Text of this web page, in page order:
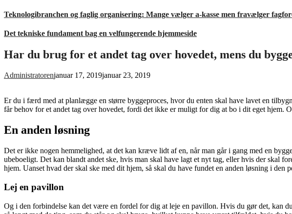
Teknologibranchen og faglig organisering: Mange vælger a-kasse men fravælger
Det tekniske fundament bag en velfungerende hjemmeside
Har du brug for et andet tag over hovedet, mens du
Administratorenjanuar 17, 2019januar 23, 2019
Er du i færd med at planlægge en større byggeproces, hvor du enten skal have lavet en
får behov for et andet tag over hovedet, fordi det ikke er muligt for dig at bo i dit eget
En anden løsning
Det er ikke nogen hemmelighed, at det kan kræve lidt af en, når man går i gang med en
ubeboeligt. Det kan blandt andet ske, hvis man skal have lagt et nyt tag, eller hvis der skal
hjem. Uanset hvad der skal ske med dit hjem, så skal du have fundet en anden løsning i den
Lej en pavillon
Og i den forbindelse kan det være en fordel for dig at leje en pavillon. Hvis du gør det, kan